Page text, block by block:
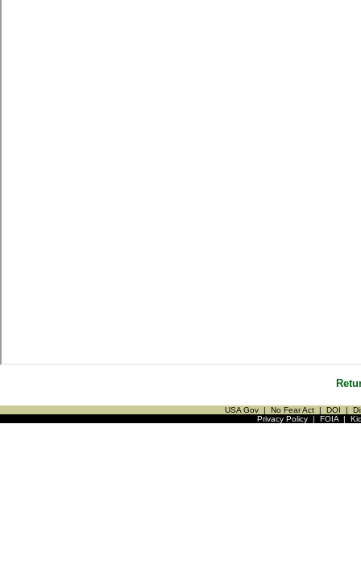
USA Gov | No Fear Act | DOI |
Privacy Policy| FOIA|